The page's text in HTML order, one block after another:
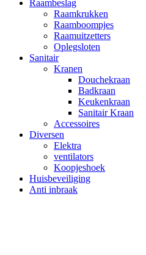
Raambeslag
Raamkrukken
Raamboompjes
Raamuitzetters
Oplegsloten
Sanitair
Kranen
Douchekraan
Badkraan
Keukenkraan
Sanitair Kraan
Accessoires
Diversen
Elektra
ventilators
Koopjeshoek
Huisbeveiliging
Anti inbraak